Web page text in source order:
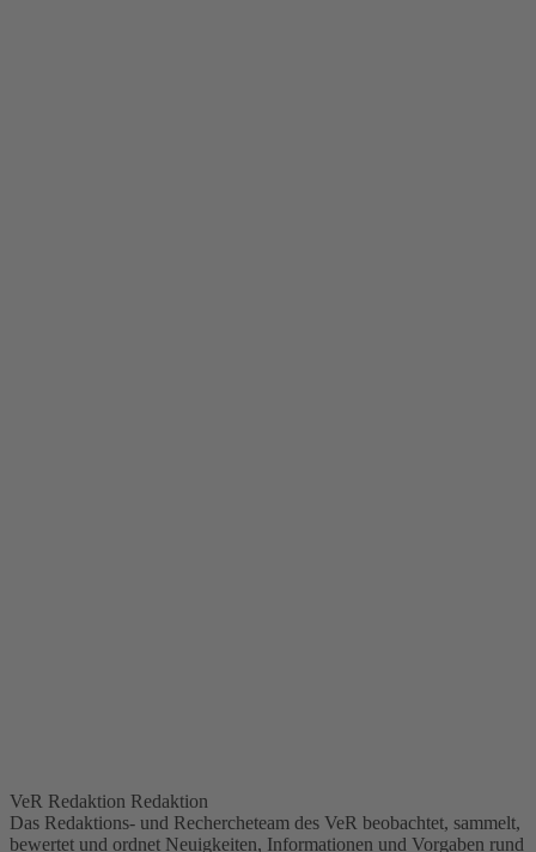
VeR Redaktion Redaktion
Das Redaktions- und Rechercheteam des VeR beobachtet, sammelt,
bewertet und ordnet Neuigkeiten, Informationen und Vorgaben rund